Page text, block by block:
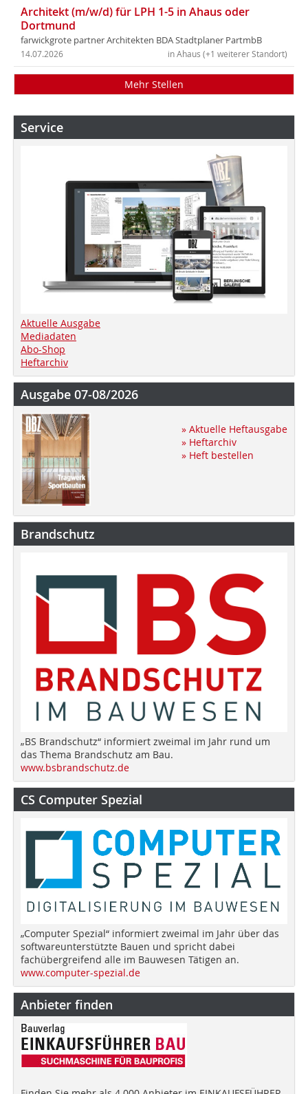
Architekt (m/w/d) für LPH 1-5 in Ahaus oder
Dortmund
farwickgrote partner Architekten BDA Stadtplaner PartmbB
in Ahaus (+1 weiterer Standort)
14.07.2026
Mehr Stellen
Service
Aktuelle Ausgabe
Mediadaten
Abo-Shop
Heftarchiv
Ausgabe 07-08/2026
» Aktuelle Heftausgabe
» Heftarchiv
» Heft bestellen
Brandschutz
„BS Brandschutz“ informiert zweimal im Jahr rund um
das Thema Brandschutz am Bau.
www.bsbrandschutz.de
CS Computer Spezial
„Computer Spezial“ informiert zweimal im Jahr über das
softwareunterstützte Bauen und spricht dabei
fachübergreifend alle im Bauwesen Tätigen an.
www.computer-spezial.de
Anbieter finden